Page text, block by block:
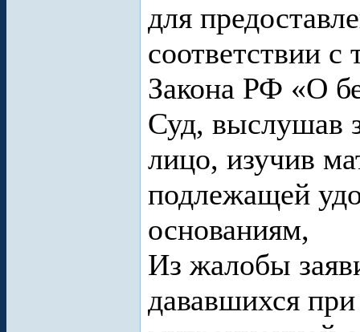
для
соответствии
Закона РФ «О
Суд, выслушав
лицо, изучив
подлежащей
основаниям,
Из жалобы
дававшихся